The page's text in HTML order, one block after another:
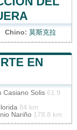
Chino: 莫斯克拉
EN
Casiano Solis 61.9
84 km
Nariño 178.8 km